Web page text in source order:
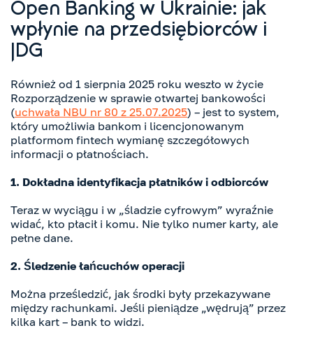
Open Banking w Ukrainie: jak
wpłynie na przedsiębiorców i
JDG
Również od 1 sierpnia 2025 roku weszło w życie
Rozporządzenie w sprawie otwartej bankowości
(uchwała NBU nr 80 z 25.07.2025) – jest to system,
który umożliwia bankom i licencjonowanym
platformom fintech wymianę szczegółowych
informacji o płatnościach.
1. Dokładna identyfikacja płatników i odbiorców
Teraz w wyciągu i w „śladzie cyfrowym” wyraźnie
widać, kto płacił i komu. Nie tylko numer karty, ale
pełne dane.
2. Śledzenie łańcuchów operacji
Można prześledzić, jak środki były przekazywane
między rachunkami. Jeśli pieniądze „wędrują” przez
kilka kart – bank to widzi.